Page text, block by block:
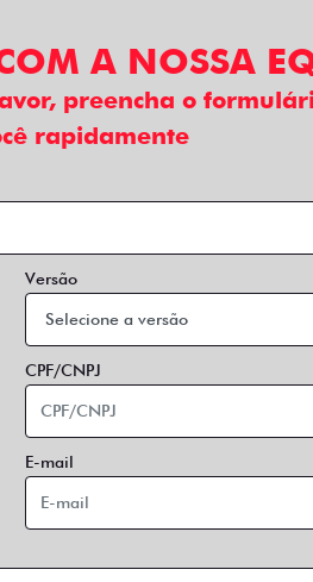
A NOSSA
preencha o
rapidamente
Versão
CPF/CNPJ
E-mail